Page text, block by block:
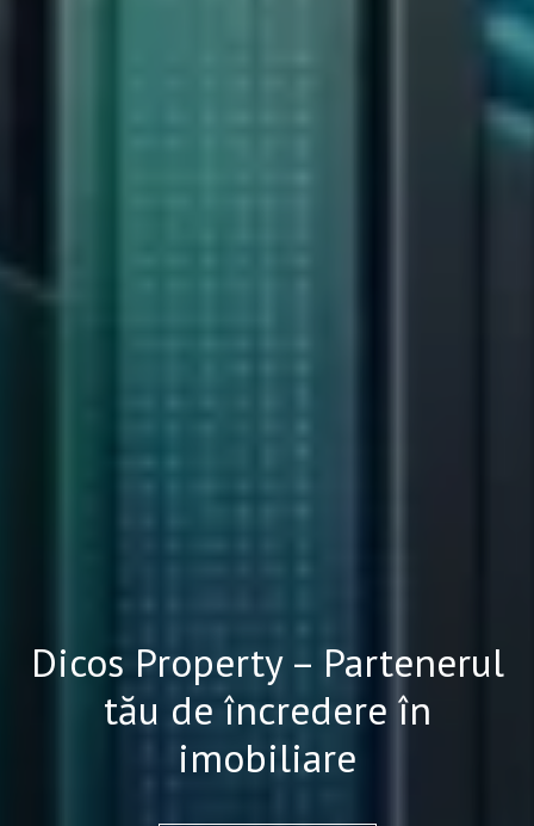
Dicos Property – Partenerul
tău de încredere în
imobiliare